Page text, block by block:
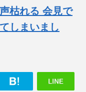
枯れる 会見で
しまいまし